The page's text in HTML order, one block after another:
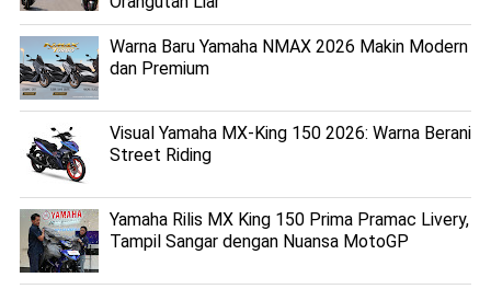
Warna Baru Yamaha NMAX 2026 Makin Modern
dan Premium
Visual Yamaha MX-King 150 2026: Warna Berani
Street Riding
Yamaha Rilis MX King 150 Prima Pramac Livery,
Tampil Sangar dengan Nuansa MotoGP